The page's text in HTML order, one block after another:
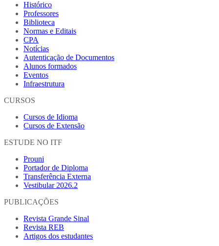
Histórico
Professores
Biblioteca
Normas e Editais
CPA
Notícias
Autenticação de Documentos
Alunos formados
Eventos
Infraestrutura
CURSOS
Cursos de Idioma
Cursos de Extensão
ESTUDE NO ITF
Prouni
Portador de Diploma
Transferência Externa
Vestibular 2026.2
PUBLICAÇÕES
Revista Grande Sinal
Revista REB
Artigos dos estudantes